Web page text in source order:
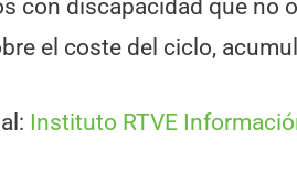
con discapacidad que no
el coste del ciclo,
Instituto RTVE